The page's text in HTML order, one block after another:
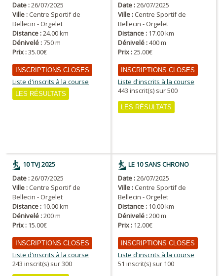
Date :26/07/2025
Ville :Centre Sportif de
Bellecin - Orgelet
Distance :24.00 km
Dénivelé :750 m
Prix :35.00€
INSCRIPTIONS CLOSES
Liste d'inscrits à la course
LES RÉSULTATS
Date :26/07/2025
Ville :Centre Sportif de
Bellecin - Orgelet
Distance : 17.00 km
Dénivelé :400 m
Prix :25.00€
INSCRIPTIONS CLOSES
Liste d'inscrits à la course
443 inscrit(s) sur 500
LES RÉSULTATS
10 TVJ 2025
Date :26/07/2025
Ville :Centre Sportif de
Bellecin - Orgelet
Distance : 10.00 km
Dénivelé :200 m
Prix : 15.00€
INSCRIPTIONS CLOSES
Liste d'inscrits à la course
243 inscrit(s) sur 300
LE 10 SANS CHRONO
Date :26/07/2025
Ville :Centre Sportif de
Bellecin - Orgelet
Distance : 10.00 km
Dénivelé :200 m
Prix : 12.00€
INSCRIPTIONS CLOSES
Liste d'inscrits à la course
51 inscrit(s) sur 100